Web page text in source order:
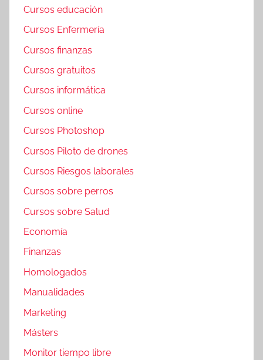
Cursos educación
Cursos Enfermería
Cursos finanzas
Cursos gratuitos
Cursos informática
Cursos online
Cursos Photoshop
Cursos Piloto de drones
Cursos Riesgos laborales
Cursos sobre perros
Cursos sobre Salud
Economía
Finanzas
Homologados
Manualidades
Marketing
Másters
Monitor tiempo libre